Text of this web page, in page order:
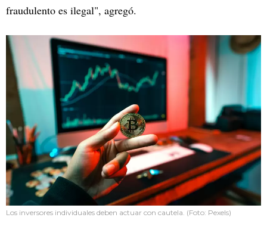
fraudulento es ilegal", agregó.
Los inversores individuales deben actuar con cautela. (Foto: Pexels)